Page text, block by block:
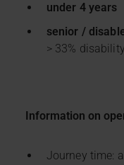
under 4 years
senior /
> 33% disability
Information on
Journey time: